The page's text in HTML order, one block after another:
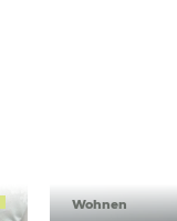
Wohnen